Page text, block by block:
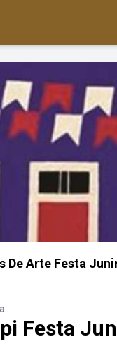
De Arte Festa
Festa